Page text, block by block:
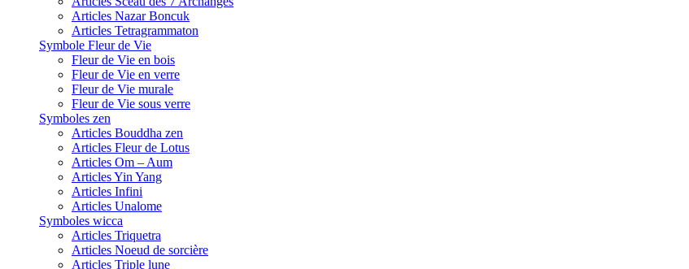
Articles Nazar Boncuk
Articles Tetragrammaton
Symbole Fleur de Vie
Fleur de Vie en bois
Fleur de Vie en verre
Fleur de Vie murale
Fleur de Vie sous verre
Symboles zen
Articles Bouddha zen
Articles Fleur de Lotus
Articles Om – Aum
Articles Yin Yang
Articles Infini
Articles Unalome
Symboles wicca
Articles Triquetra
Articles Noeud de sorcière
Articles Triple lune